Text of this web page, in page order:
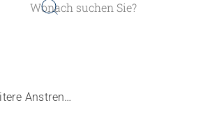
FACHPERSONEN | «Es braucht weitere Anstrengungen aller Akteure»